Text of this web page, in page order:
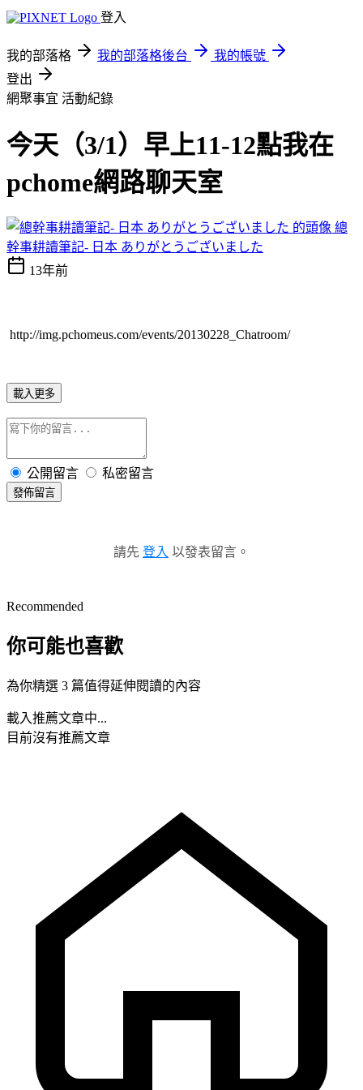
登入
我的部落格 我的部落格後台
我的帳號
登出
網聚事宜 活動紀錄
今天（3/1）早上11-12點我在
pchome網路聊天室
總
幹事耕讀筆記- 日本 ありがとうございました
13年前
http://img.pchomeus.com/events/20130228_Chatroom/
載入更多
公開留言 私密留言
發佈留言
請先 登入 以發表留言。
Recommended
你可能也喜歡
為你精選 3 篇值得延伸閱讀的內容
載入推薦文章中...
目前沒有推薦文章